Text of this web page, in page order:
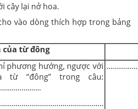
cây lại nở hoa.
vào dòng thích hợp trong bảng
của từ đông
phương hướng, ngược với
từ “đông” trong câu: